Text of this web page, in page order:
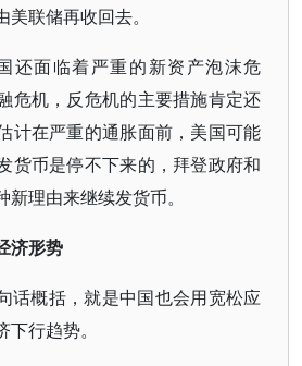
联储再收回去。
还面临着严重的新资产泡沫危
危机，反危机的主要措施肯定还
计在严重的通胀面前，美国可能
货币是停不下来的，拜登政府和
理由来继续发货币。
济形势
话概括，就是中国也会用宽松应
行趋势。